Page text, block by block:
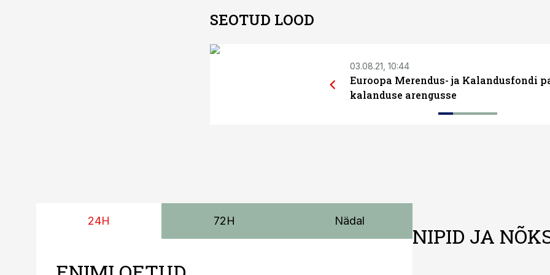
SEOTUD LOOD
03.08.21, 10:44
Euroopa Merendus- ja Kalandusfondi
kalanduse arengusse
24H 72H Nädal
NIPID JA